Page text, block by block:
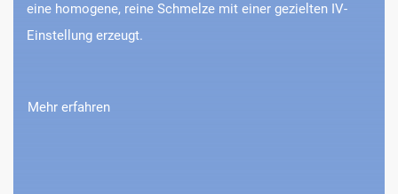
eine homogene, reine Schmelze mit einer gezielten IV-
Einstellung erzeugt.
Mehr erfahren